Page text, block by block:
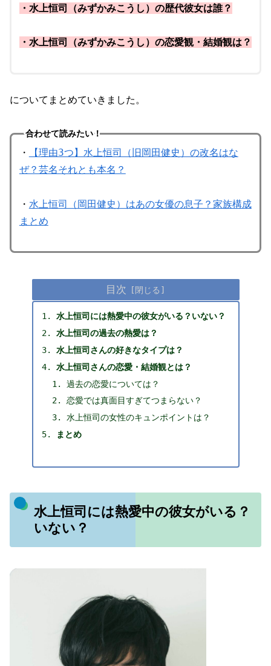
・水上恒司（みずかみこうし）の歴代彼女は誰？
・水上恒司（みずかみこうし）の恋愛観・結婚観は？
についてまとめていきました。
合わせて読みたい！
・
【理由3つ】水上恒司（旧岡田健史）の改名はな
ぜ？芸名それとも本名？
・ 水上恒司（岡田健史）はあの女優の息子？家族構成
まとめ
目次
水上恒司には熱愛中の彼女がいる？いない？
水上恒司の過去の熱愛は？
水上恒司さんの好きなタイプは？
水上恒司さんの恋愛・結婚観とは？
過去の恋愛については？
恋愛では真面目すぎてつまらない？
水上恒司の女性のキュンポイントは？
まとめ
水上恒司には熱愛中の彼女がいる？
いない？